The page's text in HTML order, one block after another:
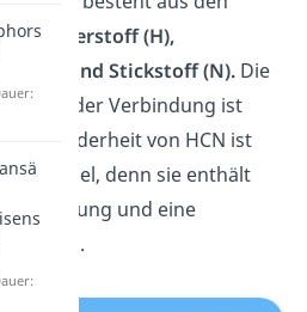
Wasserstoff (H),
(C) und Stickstoff (N). Die
der Verbindung ist
Besonderheit von HCN ist
denn sie enthält
und eine